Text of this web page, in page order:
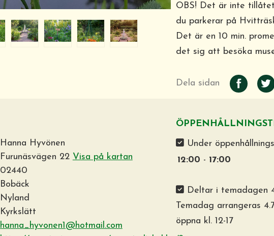
OBS! Det är inte
du parkerar på
Det är en 10 min.
det sig att besöka
Dela sidan
Hanna Hyvönen
Furunäsvägen 22 Visa på kartan
02440
Bobäck
Nyland
Kyrkslätt
hanna_hyvonen1@hotmail.com
Under
12:00 - 17:00
Deltar i temadagen
Temadag arrangeras
öppna kl. 12-17